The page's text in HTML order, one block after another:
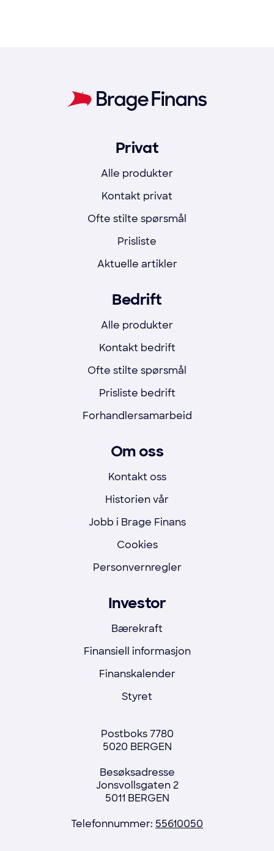
Privat
Alle produkter
Kontakt privat
Ofte stilte spørsmål
Prisliste
Aktuelle artikler
Bedrift
Alle produkter
Kontakt bedrift
Ofte stilte spørsmål
Prisliste bedrift
Forhandlersamarbeid
Om oss
Kontakt oss
Historien vår
Jobb i Brage Finans
Cookies
Personvernregler
Investor
Bærekraft
Finansiell informasjon
Finanskalender
Styret
Postboks 7780
5020 BERGEN
Besøksadresse
Jonsvollsgaten 2
5011 BERGEN
Telefonnummer: 55610050